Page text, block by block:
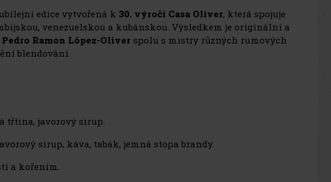
edice vytvořená k 30. výročí Casa Oliver, která spojuje
venezuelskou a kubánskou. Výsledkem je originální a
Pedro Ramon López-Oliver spolu s mistry různých rumových
blendování.
třtina, javorový sirup.
sirup, káva, tabák, jemná stopa brandy.
a kořením.